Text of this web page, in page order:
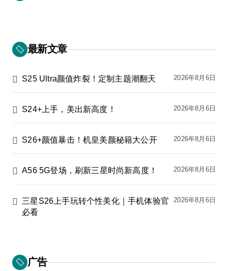
最新文章
S25 Ultra颜值炸裂！定制主题潮翻天 2026年8月6日
S24+上手，美出新高度！ 2026年8月6日
S26+颜值暴击！机皇美颜秘籍大公开 2026年8月6日
A56 5G登场，刷新三星时尚新高度！ 2026年8月6日
三星S26上手玩转个性美化｜手机体验官
必看
2026年8月6日
广告